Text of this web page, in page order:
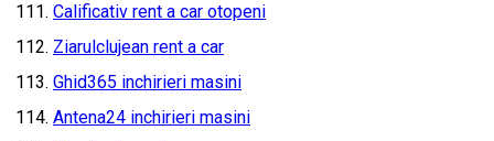
Calificativ rent a car otopeni
Ziarulclujean rent a car
Ghid365 inchirieri masini
Antena24 inchirieri masini